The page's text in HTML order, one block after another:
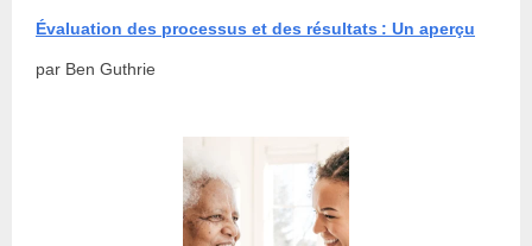
Évaluation des processus et des résultats : Un aperçu
par Ben Guthrie